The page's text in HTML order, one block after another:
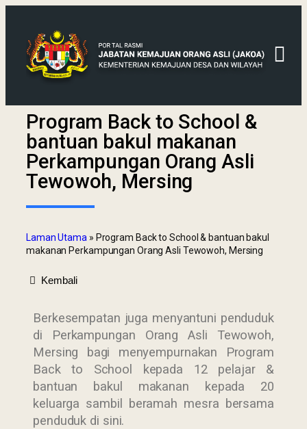
Program Back to School &
bantuan bakul makanan
Perkampungan Orang Asli
Tewowoh, Mersing
Laman Utama » Program Back to School & bantuan bakul
makanan Perkampungan Orang Asli Tewowoh, Mersing
Kembali
Berkesempatan juga menyantuni penduduk
di Perkampungan Orang Asli Tewowoh,
Mersing bagi menyempurnakan Program
Back to School kepada 12 pelajar &
bantuan bakul makanan kepada 20
keluarga sambil beramah mesra bersama
penduduk di sini.